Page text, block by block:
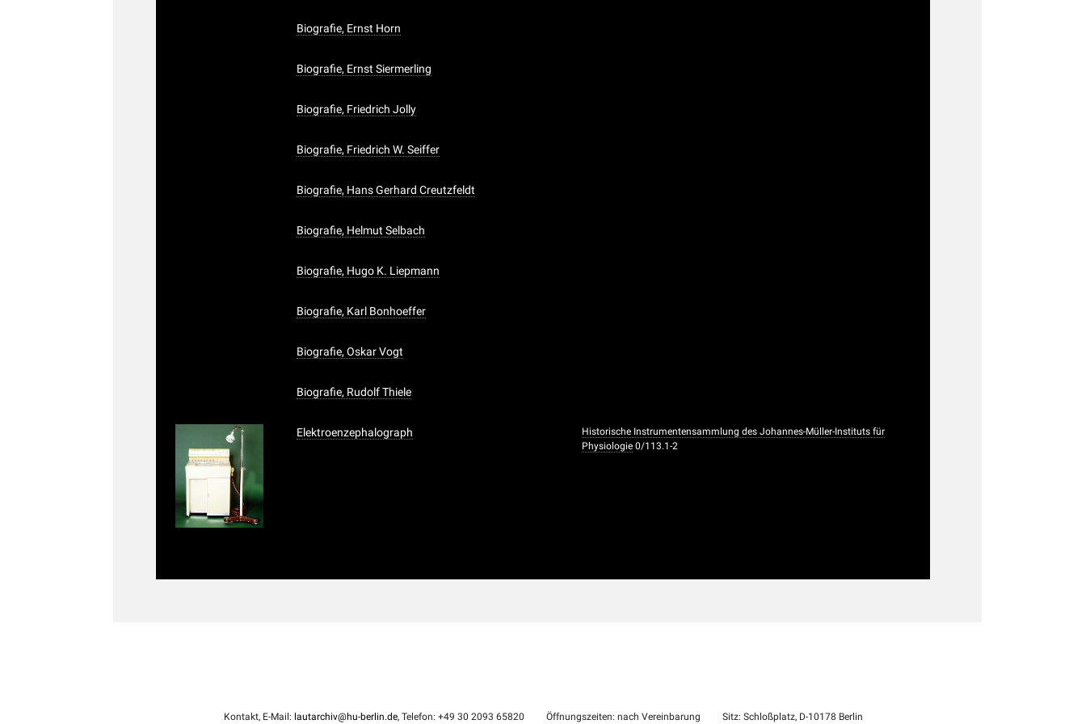
Biografie, Ernst Horn
Biografie, Ernst Siermerling
Biografie, Friedrich Jolly
Biografie, Friedrich W. Seiffer
Biografie, Hans Gerhard Creutzfeldt
Biografie, Helmut Selbach
Biografie, Hugo K. Liepmann
Biografie, Karl Bonhoeffer
Biografie, Oskar Vogt
Biografie, Rudolf Thiele
Elektroenzephalograph
Historische Instrumentensammlung des Johannes-Müller-Instituts für
Physiologie 0/113.1-2
Kontakt, E-Mail: lautarchiv@hu-berlin.de, Telefon: +49 30 2093 65820 Öffnungszeiten: nach Vereinbarung Sitz: Schloßplatz, D-10178 Berlin